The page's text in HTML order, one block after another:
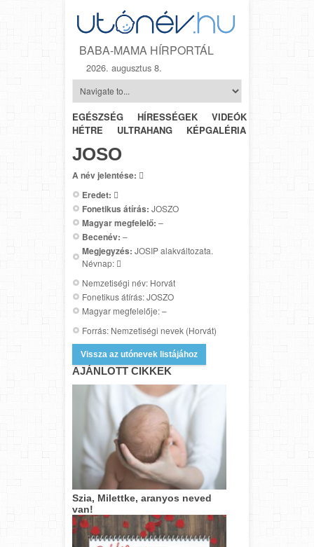
BABA-MAMA HÍRPORTÁL
2026. augusztus 8.
EGÉSZSÉG HÍRESSÉGEK VIDEÓK
HÉTRŐL-
HÉTRE
ULTRAHANG KÉPGALÉRIA
JOSO
A név jelentése: 
Eredet: 
Fonetikus átírás: JOSZO
Magyar megfelelő: –
Becenév: –
Megjegyzés: JOSIP alakváltozata.
Névnap: 
Nemzetiségi név: Horvát
Fonetikus átírás: JOSZO
Magyar megfelelője: –
Forrás: Nemzetiségi nevek (Horvát)
Vissza az utónevek listájához
AJÁNLOTT CIKKEK
Szia, Milettke, aranyos neved
van!